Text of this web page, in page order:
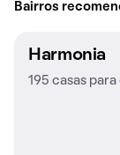
Bairros
Harmonia
195 casas